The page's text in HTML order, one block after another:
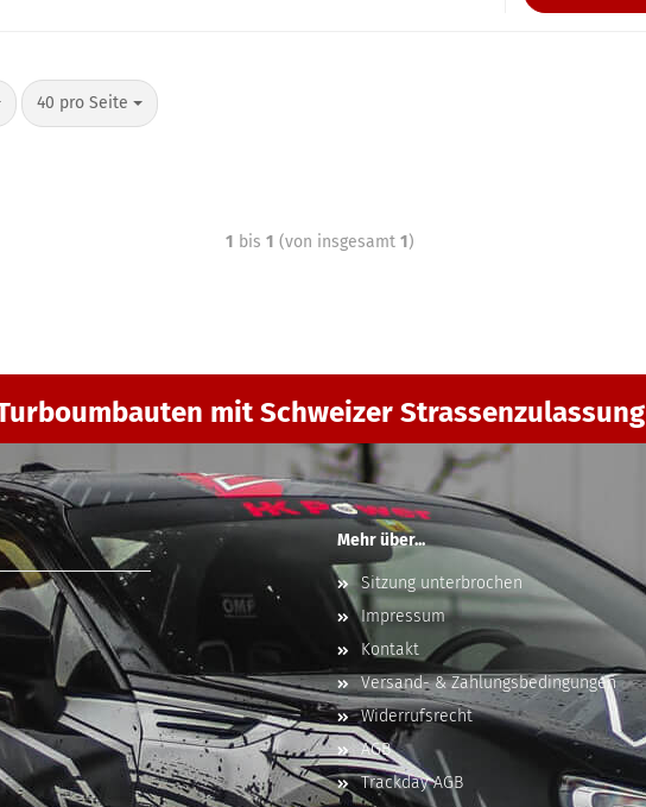
40 pro Seite
1 bis 1 (von insgesamt 1)
mit Schweizer Strassenzulassung
Mehr über...
Sitzung unterbrochen
Impressum
Kontakt
Versand- & Zahlungsbedingungen
Widerrufsrecht
AGB
Trackday AGB